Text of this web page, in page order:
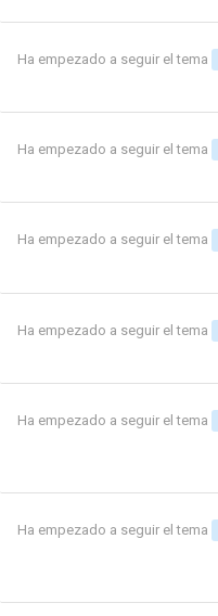
Ha empezado a seguir el tema
Ha empezado a seguir el tema
Ha empezado a seguir el tema
Ha empezado a seguir el tema
Ha empezado a seguir el tema
Ha empezado a seguir el tema